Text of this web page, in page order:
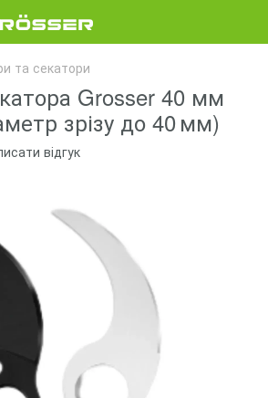
та секатори
Grosser 40 мм
зрізу до 40 мм)
відгук